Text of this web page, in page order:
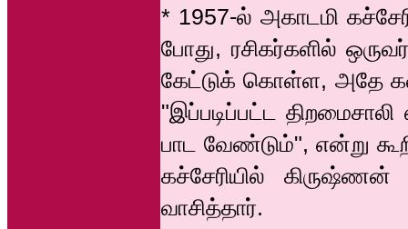
* 1957-ல் அகாடமி
போது, ரசிகர்களில்
கேட்டுக் கொள்ள, அதே
"இப்படிப்பட்ட
பாட வேண்டும்", என்று
கச்சேரியில்
வாசித்தார்.